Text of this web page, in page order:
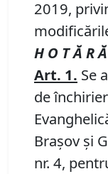
2019,
H O T Ă R
Art. 1. Se
de
Braşov şi
nr. 4,